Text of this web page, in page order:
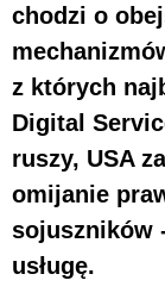
chodzi o
z których
Digital
ruszy, USA
omijanie
sojuszników
usługę.